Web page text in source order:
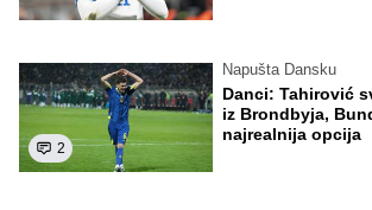
2
Napušta Dansku
Danci: Tahirović
iz Brondbyja,
najrealnija opcija